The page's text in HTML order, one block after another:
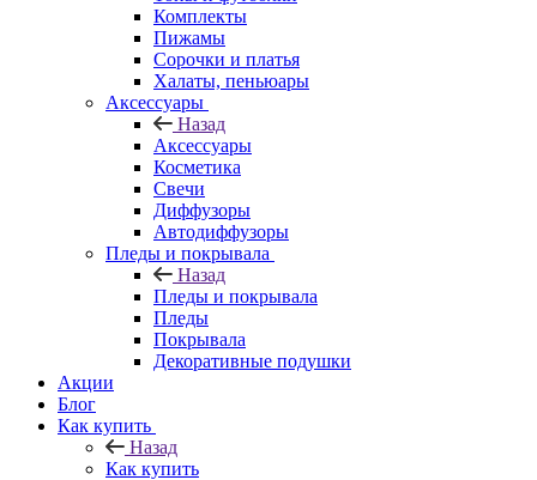
Комплекты
Пижамы
Сорочки и платья
Халаты, пеньюары
Аксессуары
Назад
Аксессуары
Косметика
Свечи
Диффузоры
Автодиффузоры
Пледы и покрывала
Назад
Пледы и покрывала
Пледы
Покрывала
Декоративные подушки
Акции
Блог
Как купить
Назад
Как купить